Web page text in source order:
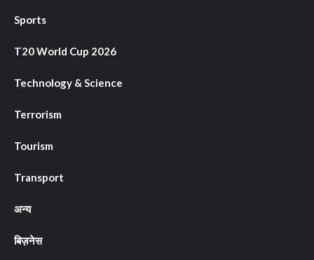
Sports
T20 World Cup 2026
Technology & Science
Terrorism
Tourism
Transport
अन्य
बिज़नेस